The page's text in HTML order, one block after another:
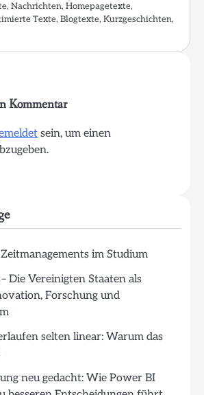
Nachrichten, Homepagetexte,
Texte, Blogtexte, Kurzgeschichten,
Kommentar
sein, um einen
im Studium
Die Vereinigten Staaten als
Forschung und
selten linear: Warum das
neu gedacht: Wie Power BI